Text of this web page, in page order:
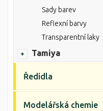
Sady barev
Reflexní barvy
Transparentní laky
Tamiya
Ředidla
Modelářská chemie